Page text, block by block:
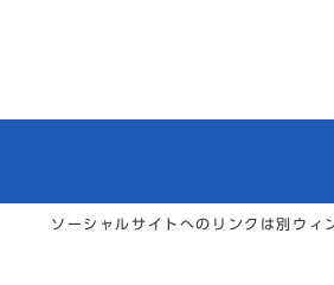
ソーシャルサイトへのリンクは別ウィ